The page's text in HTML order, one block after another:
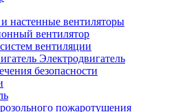
настенные вентиляторы
вентилятор
вентиляции
Электродвигатель
безопасности
пожаротушения